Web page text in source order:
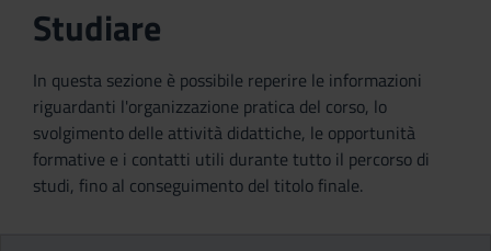
Studiare
In questa sezione è possibile reperire le informazioni
riguardanti l'organizzazione pratica del corso, lo
svolgimento delle attività didattiche, le opportunità
formative e i contatti utili durante tutto il percorso di
studi, fino al conseguimento del titolo finale.